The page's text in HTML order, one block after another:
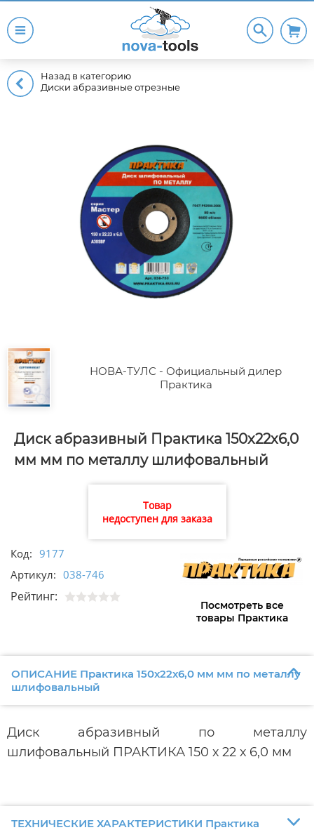
Назад в категорию
Диски абразивные отрезные
НОВА-ТУЛС - Официальный дилер
Практика
Диск абразивный Практика 150х22х6,0
мм мм по металлу шлифовальный
Товар
недоступен для заказа
Код: 9177
Артикул: 038-746
Рейтинг:
Посмотреть все
товары Практика
ОПИСАНИЕ Практика 150х22х6,0 мм мм по металлу
шлифовальный
Диск абразивный по металлу
шлифовальный ПРАКТИКА 150 х 22 х 6,0 мм
ТЕХНИЧЕСКИЕ ХАРАКТЕРИСТИКИ Практика